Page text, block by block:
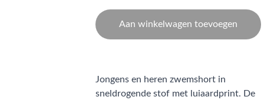
Aan winkelwagen toevoegen
Jongens en heren zwemshort in
sneldrogende stof met luiaardprint. De